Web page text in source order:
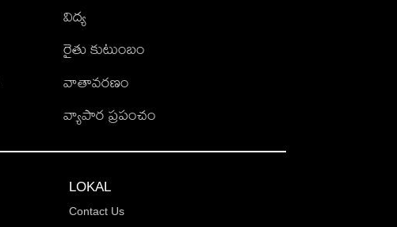
విద్య
రైతు కుటుంబం
వాతావరణం
వ్యాపార ప్రపంచం
LOKAL
Contact Us